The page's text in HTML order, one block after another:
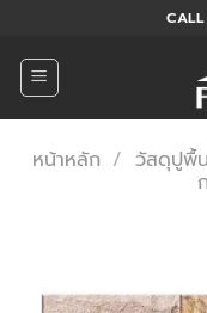
ยัง
เนื้อหา
หน้าหลัก / วัสดุปูพื้